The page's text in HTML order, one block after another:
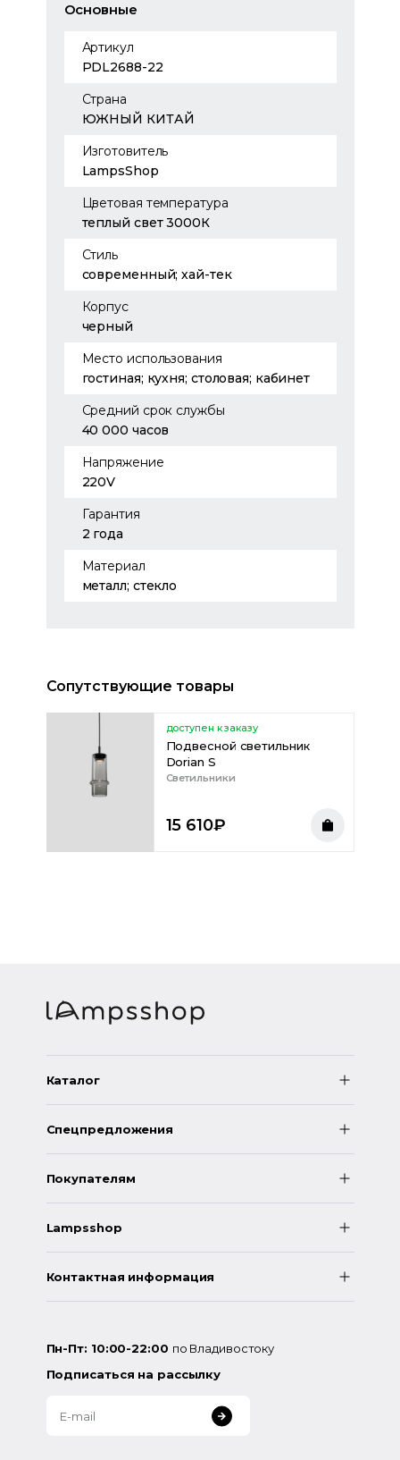
Основные
Артикул
PDL2688-22
Страна
ЮЖНЫЙ КИТАЙ
Изготовитель
LampsShop
Цветовая температура
теплый свет 3000К
Стиль
современный; хай-тек
Корпус
черный
Место использования
гостиная; кухня; столовая; кабинет
Средний срок службы
40 000 часов
Напряжение
220V
Гарантия
2 года
Материал
металл; стекло
Сопутствующие товары
доступен к заказу
Подвесной светильник
Dorian S
Светильники
15 610₽
Каталог
Спецпредложения
Покупателям
Lampsshop
Контактная информация
Пн-Пт: 10:00-22:00 по Владивостоку
Подписаться на рассылку